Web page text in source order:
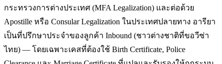
กระทรวงการต่างประเทศ (MFA Legalization) และต่อด้วย
Apostille หรือ Consular Legalization ในประเทศปลายทาง อารียา
เป็นที่ปรึกษาประจำของลูกค้า Inbound (ชาวต่างชาติที่ขอวีซ่า
ไทย) — โดยเฉพาะเคสที่ต้องใช้ Birth Certificate, Police